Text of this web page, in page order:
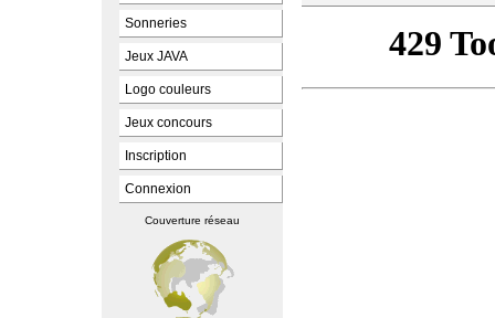
Sonneries
Jeux JAVA
Logo couleurs
Jeux concours
Inscription
Connexion
Couverture réseau